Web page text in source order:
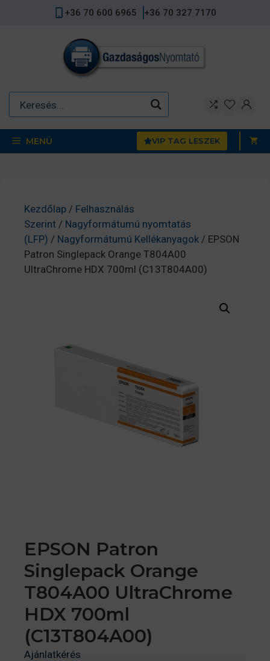
+36 70 600 6965 +36 70 327 7170
MENÜ VIP TAG LESZEK
Kezdőlap / Felhasználás
Szerint / Nagyformátumú nyomtatás
(LFP) / Nagyformátumú Kellékanyagok / EPSON
Patron Singlepack Orange T804A00
UltraChrome HDX 700ml (C13T804A00)
EPSON Patron
Singlepack Orange
T804A00 UltraChrome
HDX 700ml
(C13T804A00)
Ajánlatkérés